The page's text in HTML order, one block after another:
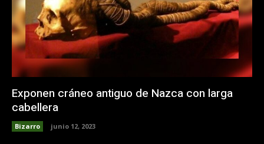
Exponen cráneo antiguo de Nazca con larga
cabellera
Bizarro junio 12, 2023